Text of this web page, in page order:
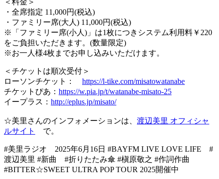
＜料金＞
・全席指定 11,000円(税込)
・ファミリー席(大人) 11,000円(税込)
※「ファミリー席(小人)」は1枚につきシステム利用料￥220
をご負担いただきます。(数量限定)
※お一人様4枚までお申し込みいただけます。
＜チケットは順次受付＞
ローソンチケット： https://l-tike.com/misatowatanabe
チケットぴあ： https://w.pia.jp/t/watanabe-misato-25
イープラス： http://eplus.jp/misato/
☆美里さんのインフォメーションは、 渡辺美里 オフィシャ
ルサイト
で。
#美里ラジオ 2025年6月16日 #BAYFM LIVE LOVE LIFE #
渡辺美里 #新曲 #折りたたみ傘 #槇原敬之 #作詞作曲
#BITTER☆SWEET ULTRA POP TOUR 2025開催中